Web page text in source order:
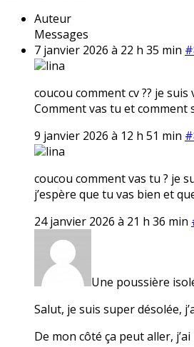
Auteur
Messages
7 janvier 2026 à 22 h 35 min
lina
coucou comment cv ?? je
Comment vas tu et comment
9 janvier 2026 à 12 h 51 min
lina
coucou comment vas tu ? je
j’espère que tu vas bien et
24 janvier 2026 à 21 h 36 min
Une poussière
Salut, je suis super désolée,
De mon côté ça peut aller,